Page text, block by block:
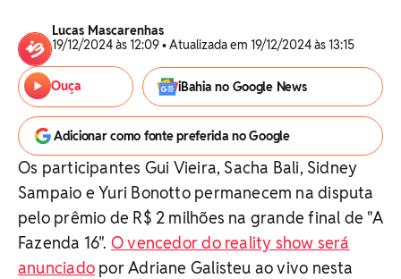
Lucas Mascarenhas
19/12/2024 às 12:09 • Atualizada em 19/12/2024 às 13:15
Ouça iBahia no Google News
Adicionar como fonte preferida no Google
Os participantes Gui Vieira, Sacha Bali, Sidney
Sampaio e Yuri Bonotto permanecem na disputa
pelo prêmio de R$ 2 milhões na grande final de "A
Fazenda 16". O vencedor do reality show será
anunciadopor Adriane Galisteu ao vivo nesta